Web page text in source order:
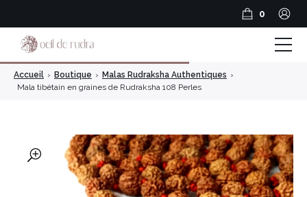
🔍
Accueil › Boutique › Malas Rudraksha Authentiques ›
Mala tibétain en graines de Rudraksha 108 Perles
0
Boutique
Guide Rudraksha
Spiritualité et Outils spirituels